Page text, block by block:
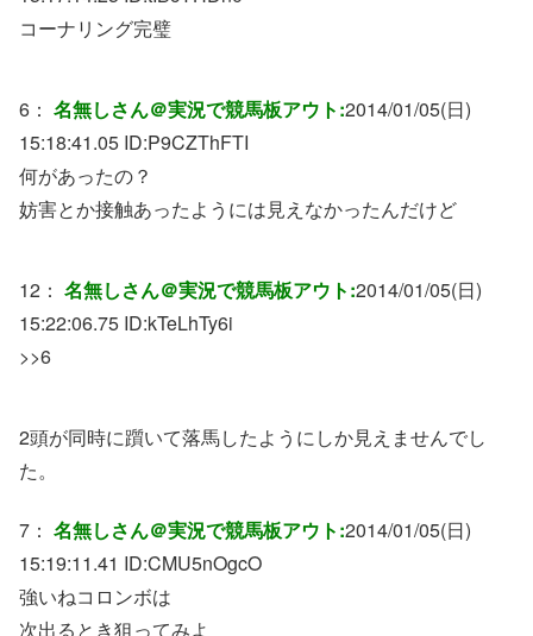
コーナリング完璧
6： 名無しさん＠実況で競馬板アウト:2014/01/05(日)
15:18:41.05 ID:P9CZThFTI
何があったの？
妨害とか接触あったようには見えなかったんだけど
12： 名無しさん＠実況で競馬板アウト:2014/01/05(日)
15:22:06.75 ID:kTeLhTy6i
>>6
2頭が同時に躓いて落馬したようにしか見えませんでし
た。
7： 名無しさん＠実況で競馬板アウト:2014/01/05(日)
15:19:11.41 ID:CMU5nOgcO
強いねコロンボは
次出るとき狙ってみよ